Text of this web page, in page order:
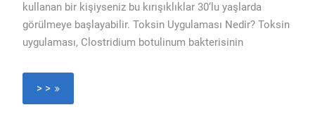
kullanan bir kişiyseniz bu kırışıklıklar 30‘lu yaşlarda
görülmeye başlayabilir. Toksin Uygulaması Nedir? Toksin
uygulaması, Clostridium botulinum bakterisinin
> >